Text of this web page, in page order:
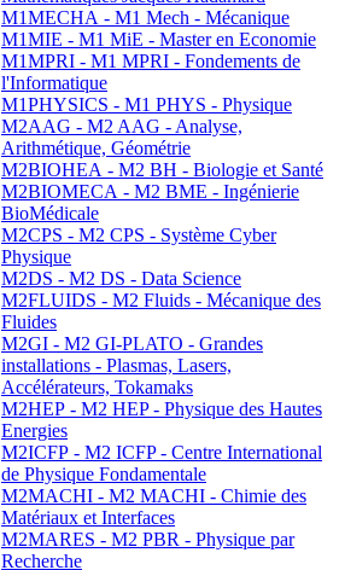
M1MECHA - M1 Mech - Mécanique
M1MIE - M1 MiE - Master en Economie
M1MPRI - M1 MPRI - Fondements de
l'Informatique
M1PHYSICS - M1 PHYS - Physique
M2AAG - M2 AAG - Analyse,
Arithmétique, Géométrie
M2BIOHEA - M2 BH - Biologie et Santé
M2BIOMECA - M2 BME - Ingénierie
BioMédicale
M2CPS - M2 CPS - Système Cyber
Physique
M2DS - M2 DS - Data Science
M2FLUIDS - M2 Fluids - Mécanique des
Fluides
M2GI - M2 GI-PLATO - Grandes
installations - Plasmas, Lasers,
Accélérateurs, Tokamaks
M2HEP - M2 HEP - Physique des Hautes
Energies
M2ICFP - M2 ICFP - Centre International
de Physique Fondamentale
M2MACHI - M2 MACHI - Chimie des
Matériaux et Interfaces
M2MARES - M2 PBR - Physique par
Recherche